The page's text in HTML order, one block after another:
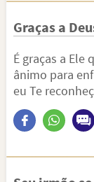
Graças a
É graças a Ele
ânimo para
eu Te